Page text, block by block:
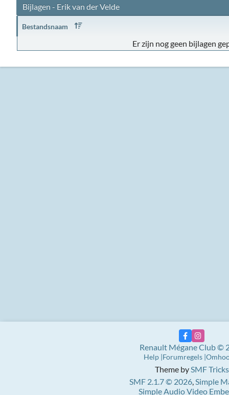
Bijlagen - Erik van der Velde
Bestandsnaam
Er zijn nog geen bijlagen
Theme bySMF Tricks
SMF 2.1.7 © 2026,Simple
Simple Audio Video
Renault Mégane Club ©
Help Forumregels